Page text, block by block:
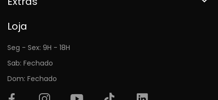
Loja
Seg - Sex: 9H - 18H
Sab: Fechado
Dom: Fechado